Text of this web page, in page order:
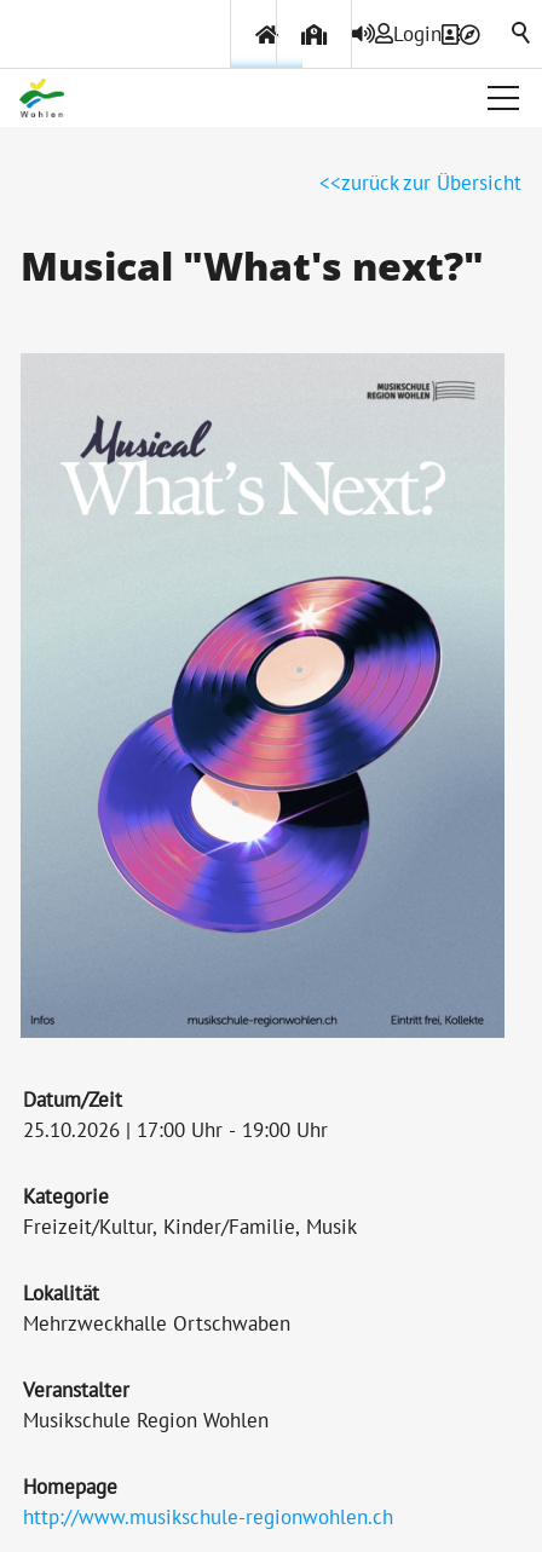
Login
Politik & Verwaltung
zurück zur Übersicht
Musical "What's next?"
Datum/Zeit
25.10.2026 | 17:00 Uhr - 19:00 Uhr
Kategorie
Freizeit/Kultur, Kinder/Familie, Musik
Lokalität
Mehrzweckhalle Ortschwaben
Veranstalter
Musikschule Region Wohlen
Homepage
http://www.musikschule-regionwohlen.ch